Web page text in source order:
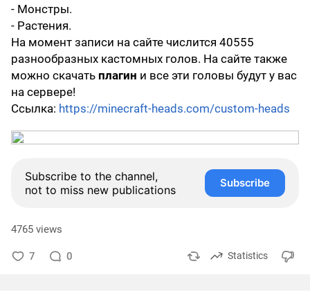
- Монстры.
- Растения.
На момент записи на сайте числится 40555
разнообразных кастомных голов. На сайте также
можно скачать плагин и все эти головы будут у вас
на сервере!
Ссылка: https://minecraft-heads.com/custom-heads
Subscribe to the channel,
not to miss new publications
Subscribe
4765 views
7 0 Statistics